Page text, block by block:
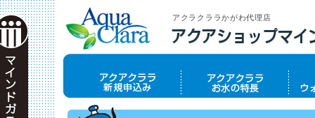
アクラクララかがわ代理店